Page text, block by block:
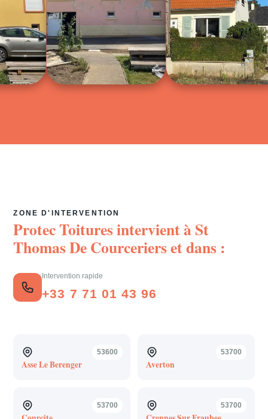
ZONE D'INTERVENTION
Protec Toitures intervient àSt
Thomas De Courcerierset dans :
Intervention rapide
+33 7 71 01 43 96
53600
Asse Le Berenger
53700
Averton
53700 53700